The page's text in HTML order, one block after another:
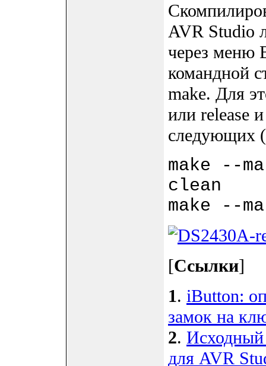
AVR Studio
через меню
командной
make. Для
или release
следующих
make --
clean
make --
[Ссылки]
1. iButton:
замок на
2. Исходный
для AVR